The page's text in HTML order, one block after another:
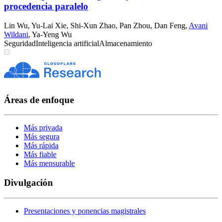
procedencia paralelo
Lin Wu, Yu-Lai Xie, Shi-Xun Zhao, Pan Zhou, Dan Feng, Avani
Wildani, Ya-Yeng Wu
SeguridadInteligencia artificialAlmacenamiento
Áreas de enfoque
Más privada
Más segura
Más rápida
Más fiable
Más mensurable
Divulgación
Presentaciones y ponencias magistrales